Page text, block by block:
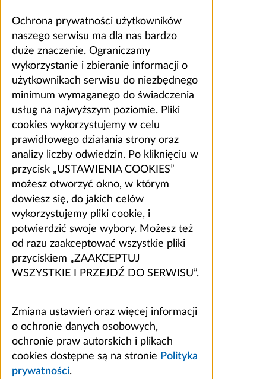
Ochrona prywatności użytkowników
naszego serwisu ma dla nas bardzo
duże znaczenie. Ograniczamy
wykorzystanie i zbieranie informacji o
użytkownikach serwisu do niezbędnego
minimum wymaganego do świadczenia
usług na najwyższym poziomie. Pliki
cookies wykorzystujemy w celu
prawidłowego działania strony oraz
analizy liczby odwiedzin. Po kliknięciu w
przycisk „USTAWIENIA COOKIES”
możesz otworzyć okno, w którym
dowiesz się, do jakich celów
wykorzystujemy pliki cookie, i
potwierdzić swoje wybory. Możesz też
od razu zaakceptować wszystkie pliki
przyciskiem „ZAAKCEPTUJ
WSZYSTKIE I PRZEJDŹ DO SERWISU”.
Zmiana ustawień oraz więcej informacji
o ochronie danych osobowych,
ochronie praw autorskich i plikach
cookies dostępne są na stronie Polityka
prywatności.